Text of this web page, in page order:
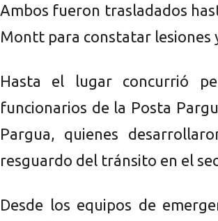
Ambos fueron trasladados
Montt para constatar lesiones
Hasta el lugar concurrió
funcionarios de la Posta
Pargua, quienes
resguardo del tránsito en el
Desde los equipos de